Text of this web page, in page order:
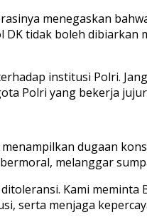
menegaskan
tidak boleh
institusi Polri.
Polri yang bekerja
dugaan
melanggar
Kami
serta menjaga